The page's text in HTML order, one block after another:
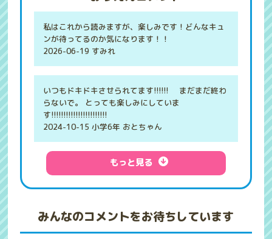
私はこれから読みますが、楽しみです！どんなキュ
ンが待ってるのか気になります！！
2026-06-19 すみれ
いつもドキドキさせられてます!!!!!! まだまだ終わ
らないで。 とっても楽しみにしていま
す!!!!!!!!!!!!!!!!!!!!!!!
2024-10-15 小学6年 おとちゃん
もっと見る
みんなのコメントをお待ちしています